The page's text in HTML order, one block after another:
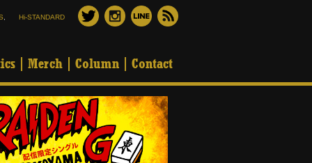
Hi-STANDARD
Merch Column Contact